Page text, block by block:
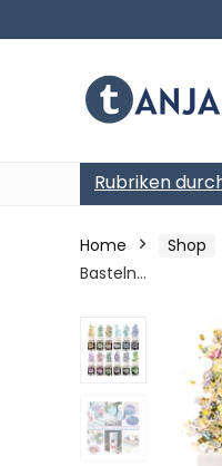
Rubriken
Home Shop
Basteln…